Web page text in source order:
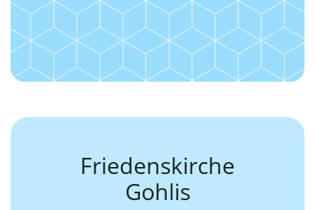
Friedenskirche
Gohlis